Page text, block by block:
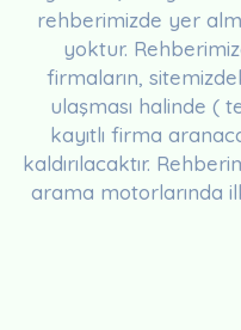
rehberimizde yer
yoktur.
firmaların,
ulaşması halinde (
kayıtlı firma
kaldırılacaktır.
arama motorlarında